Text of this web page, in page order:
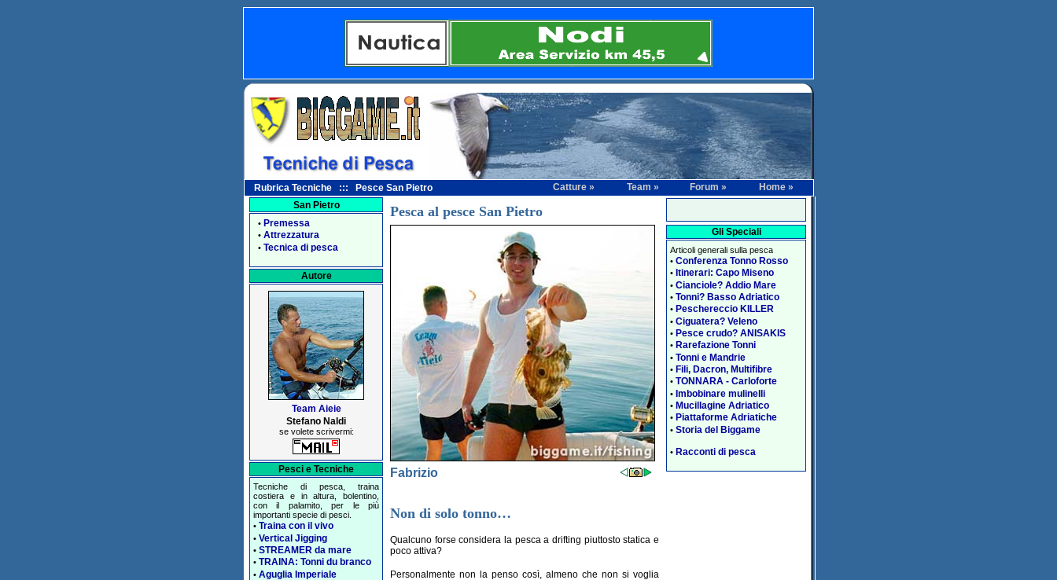
Rubrica Tecniche ::: Pesce San Pietro Catture » Team » Forum »
Home »
San Pietro
• Premessa
• Attrezzatura
• Tecnica di pesca
Autore
Team Aieie
Stefano Naldi
se volete scrivermi:
Pesci e Tecniche
Tecniche di pesca, traina
costiera e in altura, bolentino,
con il palamito, per le più
importanti specie di pesci.
• Traina con il vivo
• Vertical Jigging
• STREAMER da mare
• TRAINA: Tonni du branco
• Aguglia Imperiale
Pesca al pesce San Pietro
Fabrizio
Non di solo tonno…
Qualcuno forse considera la pesca a drifting piuttosto statica e
poco attiva?
Personalmente non la penso così, almeno che non si voglia
Gli Speciali
Articoli generali sulla pesca
• Conferenza Tonno Rosso
• Itinerari: Capo Miseno
• Cianciole? Addio Mare
• Tonni? Basso Adriatico
• Peschereccio KILLER
• Ciguatera? Veleno
• Pesce crudo? ANISAKIS
• Rarefazione Tonni
• Tonni e Mandrie
• Fili, Dacron, Multifibre
• TONNARA - Carloforte
• Imbobinare mulinelli
• Mucillagine Adriatico
• Piattaforme Adriatiche
• Storia del Biggame
• Racconti di pesca